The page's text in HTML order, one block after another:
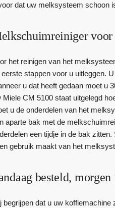
dat uw melksysteem schoon
het reinigen van het
eerste stappen voor u uitleggen.
u dat heeft gedaan moet u
Miele CM 5100 staat uitgelegd
u de onderdelen van het
aparte bak met de
een tijdje in de bak
gebruik maakt van het
besteld,
begrijpen dat u uw